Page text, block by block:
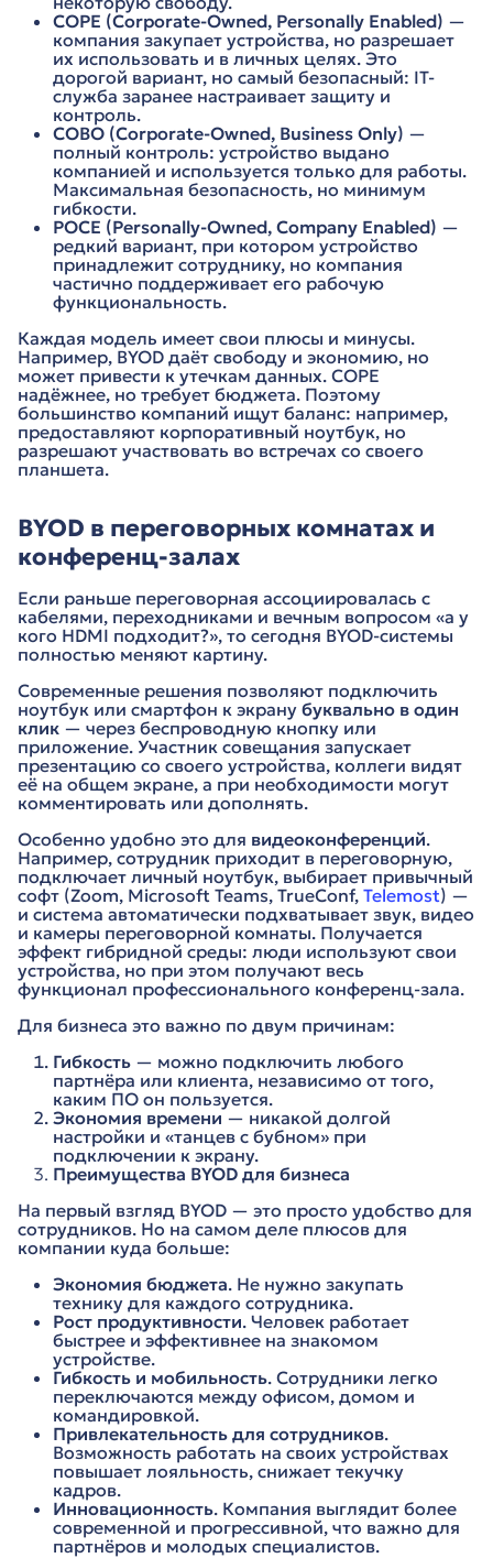
COPE (Corporate-Owned, Personally Enabled) —
компания закупает устройства, но разрешает
их использовать и в личных целях. Это
дорогой вариант, но самый безопасный: IT-
служба заранее настраивает защиту и
контроль.
COBO (Corporate-Owned, Business Only) —
полный контроль: устройство выдано
компанией и используется только для работы.
Максимальная безопасность, но минимум
гибкости.
POCE (Personally-Owned, Company Enabled) —
редкий вариант, при котором устройство
принадлежит сотруднику, но компания
частично поддерживает его рабочую
функциональность.
Каждая модель имеет свои плюсы и минусы.
Например, BYOD даёт свободу и экономию, но
может привести к утечкам данных. COPE
надёжнее, но требует бюджета. Поэтому
большинство компаний ищут баланс: например,
предоставляют корпоративный ноутбук, но
разрешают участвовать во встречах со своего
планшета.
BYOD в переговорных комнатах и
конференц-залах
Если раньше переговорная ассоциировалась с
кабелями, переходниками и вечным вопросом «а у
кого HDMI подходит?», то сегодня BYOD-системы
полностью меняют картину.
Современные решения позволяют подключить
ноутбук или смартфон к экрану буквально в один
клик — через беспроводную кнопку или
приложение. Участник совещания запускает
презентацию со своего устройства, коллеги видят
её на общем экране, а при необходимости могут
комментировать или дополнять.
Особенно удобно это для видеоконференций.
Например, сотрудник приходит в переговорную,
подключает личный ноутбук, выбирает привычный
софт (Zoom, Microsoft Teams, TrueConf, Telemost) —
и система автоматически подхватывает звук, видео
и камеры переговорной комнаты. Получается
эффект гибридной среды: люди используют свои
устройства, но при этом получают весь
функционал профессионального конференц-зала.
Для бизнеса это важно по двум причинам:
Гибкость — можно подключить любого
партнёра или клиента, независимо от того,
каким ПО он пользуется.
Экономия времени — никакой долгой
настройки и «танцев с бубном» при
подключении к экрану.
Преимущества BYOD для бизнеса
На первый взгляд BYOD — это просто удобство для
сотрудников. Но на самом деле плюсов для
компании куда больше:
Экономия бюджета. Не нужно закупать
технику для каждого сотрудника.
Рост продуктивности. Человек работает
быстрее и эффективнее на знакомом
устройстве.
Гибкость и мобильность. Сотрудники легко
переключаются между офисом, домом и
командировкой.
Привлекательность для сотрудников.
Возможность работать на своих устройствах
повышает лояльность, снижает текучку
кадров.
Инновационность. Компания выглядит более
современной и прогрессивной, что важно для
партнёров и молодых специалистов.